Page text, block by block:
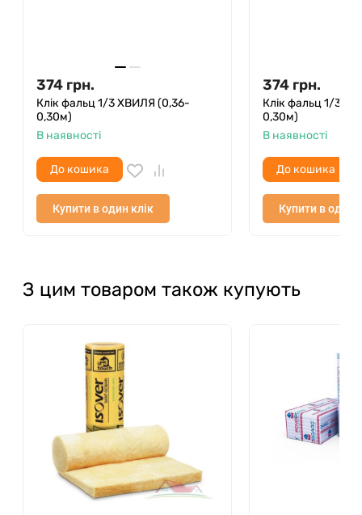
374 грн.
Клік фальц 1/3 ХВИЛЯ (0,36-
0,30м)
В наявності
До кошика
Купити в один клік
374 грн.
Клік фальц 1/3
0,30м)
В наявності
До кошика
Купити в один
З цим товаром також купують